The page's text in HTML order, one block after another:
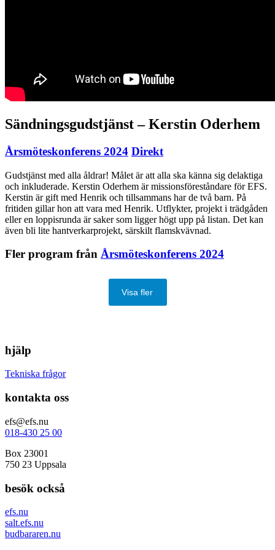
Sändningsgudstjänst – Kerstin Oderhem
Årsmöteskonferens 2024 Direkt
Gudstjänst med alla åldrar! Målet är att alla ska känna sig delaktiga
och inkluderade. Kerstin Oderhem är missionsföreståndare för EFS.
Kerstin är gift med Henrik och tillsammans har de två barn. På
fritiden gillar hon att vara med Henrik. Utflykter, projekt i trädgåden
eller en loppisrunda är saker som ligger högt upp på listan. Det kan
även bli lite hantverkarprojekt, särskilt flamskvävnad.
Fler program från Årsmöteskonferens 2024
Visa fler
hjälp
Tekniska frågor
kontakta oss
efs@efs.nu
018-430 25 00
Box 23001
750 23 Uppsala
besök också
efs.nu
salt.efs.nu
budbararen.nu